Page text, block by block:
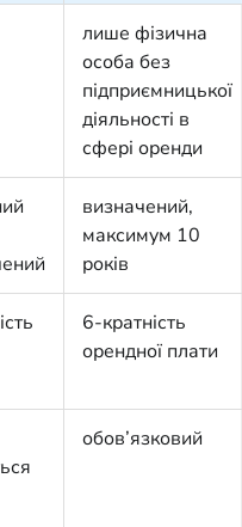
лише фізична
особа без
підприємницької
діяльності в
сфері оренди
визначений,
максимум 10
років
6-кратність
орендної плати
обов’язковий